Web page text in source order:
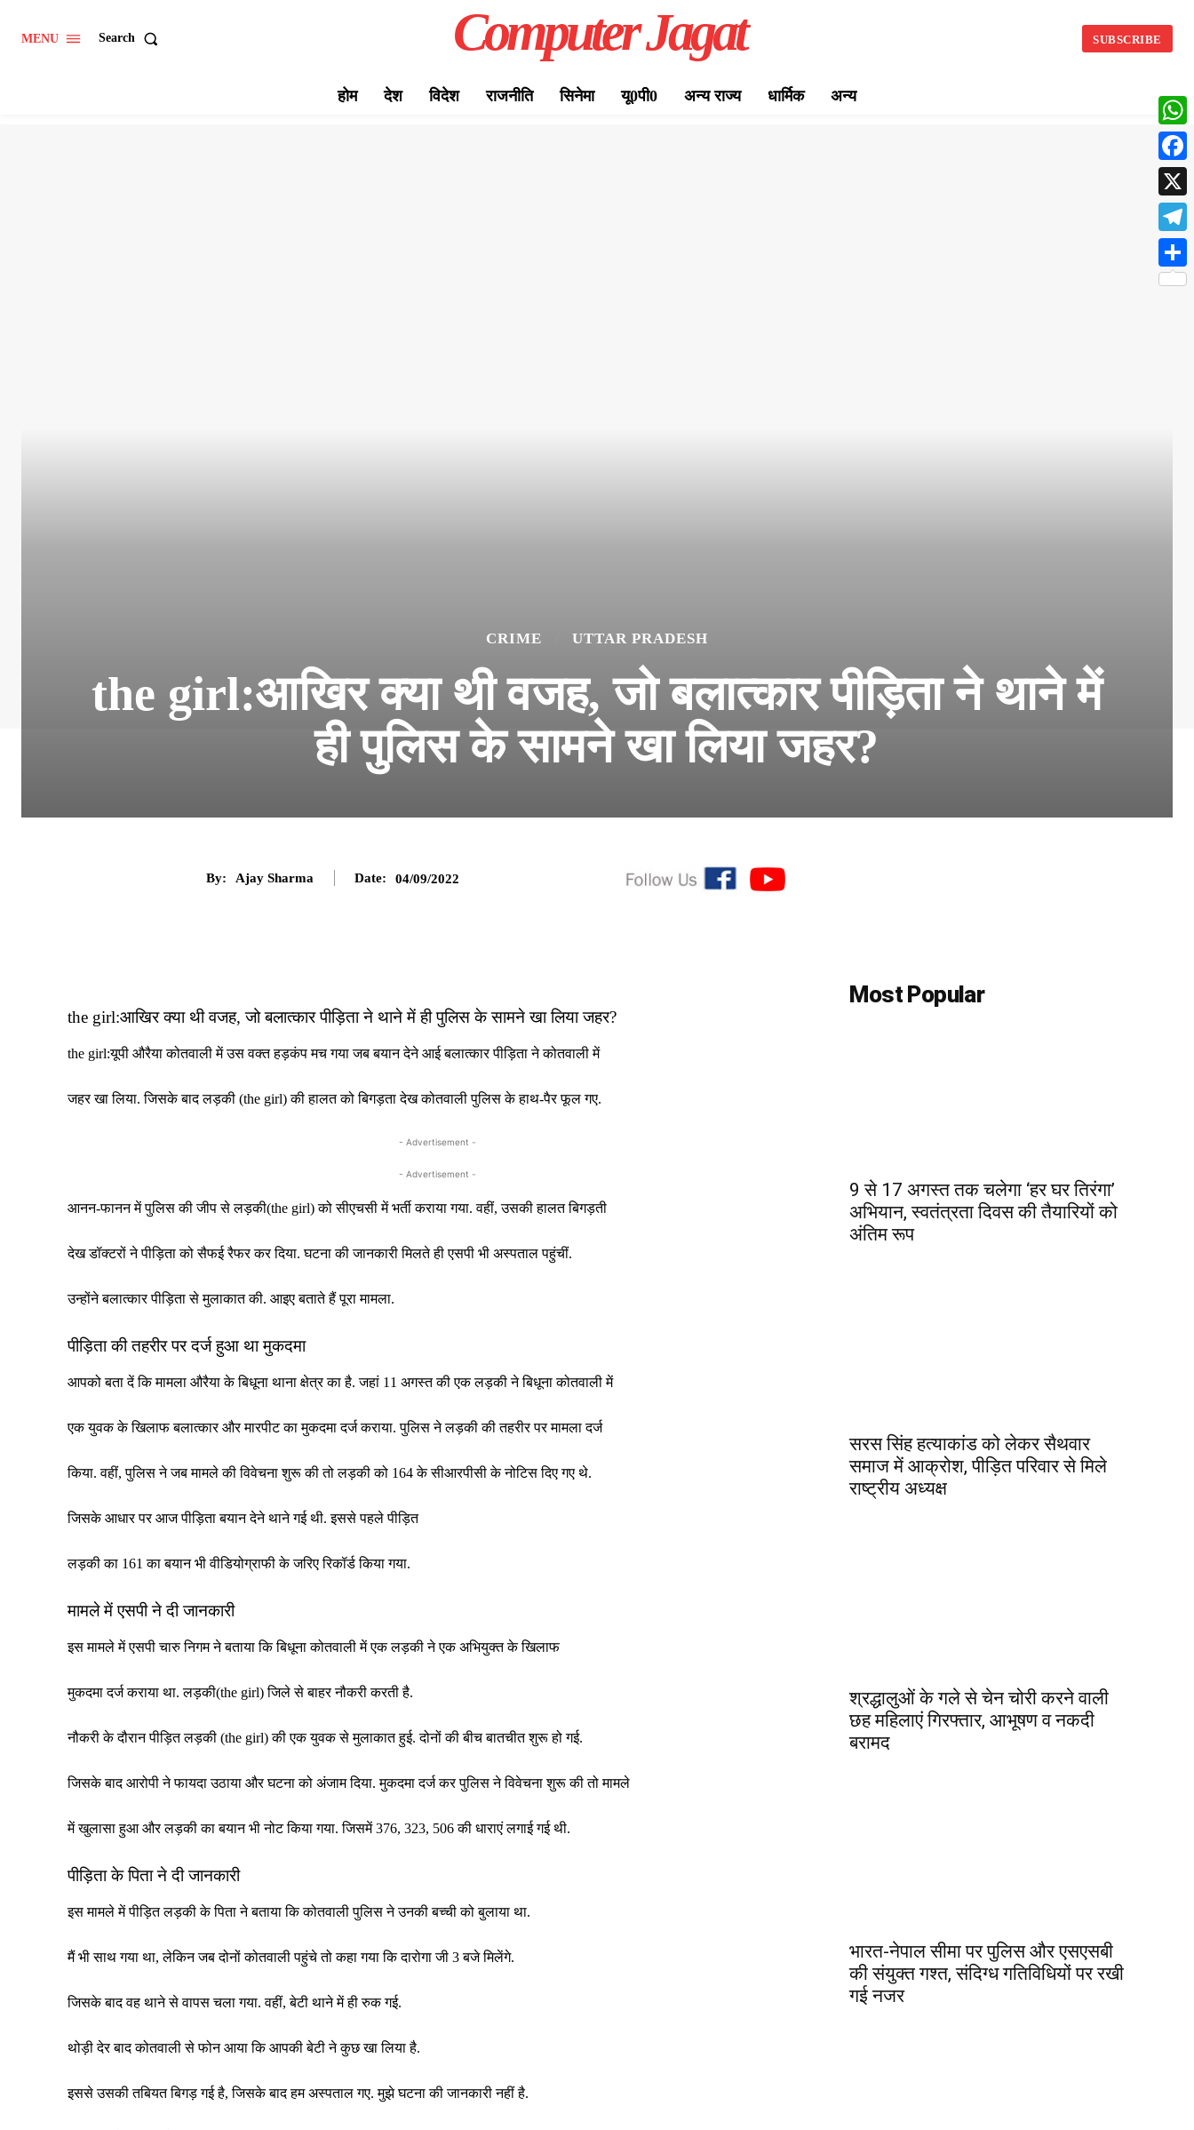
MENU Search Computer Jagat SUBSCRIBE
होम देश विदेश राजनीति सिनेमा यू0पी0 अन्य राज्य धार्मिक अन्य
CRIME UTTAR PRADESH
the girl:आखिर क्या थी वजह, जो बलात्कार पीड़िता ने थाने में
ही पुलिस के सामने खा लिया जहर?
By: Ajay Sharma Date: 04/09/2022
the girl:आखिर क्या थी वजह, जो बलात्कार पीड़िता ने थाने में ही पुलिस के सामने खा लिया जहर?
the girl:यूपी औरैया कोतवाली में उस वक्त हड़कंप मच गया जब बयान देने आई बलात्कार पीड़िता ने कोतवाली में
जहर खा लिया. जिसके बाद लड़की (the girl) की हालत को बिगड़ता देख कोतवाली पुलिस के हाथ-पैर फूल गए.
- Advertisement -
- Advertisement -
आनन-फानन में पुलिस की जीप से लड़की(the girl) को सीएचसी में भर्ती कराया गया. वहीं, उसकी हालत बिगड़ती
देख डॉक्टरों ने पीड़िता को सैफई रैफर कर दिया. घटना की जानकारी मिलते ही एसपी भी अस्पताल पहुंचीं.
उन्होंने बलात्कार पीड़िता से मुलाकात की. आइए बताते हैं पूरा मामला.
पीड़िता की तहरीर पर दर्ज हुआ था मुकदमा
आपको बता दें कि मामला औरैया के बिधूना थाना क्षेत्र का है. जहां 11 अगस्त की एक लड़की ने बिधूना कोतवाली में
एक युवक के खिलाफ बलात्कार और मारपीट का मुकदमा दर्ज कराया. पुलिस ने लड़की की तहरीर पर मामला दर्ज
किया. वहीं, पुलिस ने जब मामले की विवेचना शुरू की तो लड़की को 164 के सीआरपीसी के नोटिस दिए गए थे.
जिसके आधार पर आज पीड़िता बयान देने थाने गई थी. इससे पहले पीड़ित
लड़की का 161 का बयान भी वीडियोग्राफी के जरिए रिकॉर्ड किया गया.
मामले में एसपी ने दी जानकारी
इस मामले में एसपी चारु निगम ने बताया कि बिधूना कोतवाली में एक लड़की ने एक अभियुक्त के खिलाफ
मुकदमा दर्ज कराया था. लड़की(the girl) जिले से बाहर नौकरी करती है.
नौकरी के दौरान पीड़ित लड़की (the girl) की एक युवक से मुलाकात हुई. दोनों की बीच बातचीत शुरू हो गई.
जिसके बाद आरोपी ने फायदा उठाया और घटना को अंजाम दिया. मुकदमा दर्ज कर पुलिस ने विवेचना शुरू की तो मामले
में खुलासा हुआ और लड़की का बयान भी नोट किया गया. जिसमें 376, 323, 506 की धाराएं लगाई गई थी.
पीड़िता के पिता ने दी जानकारी
इस मामले में पीड़ित लड़की के पिता ने बताया कि कोतवाली पुलिस ने उनकी बच्ची को बुलाया था.
मैं भी साथ गया था, लेकिन जब दोनों कोतवाली पहुंचे तो कहा गया कि दारोगा जी 3 बजे मिलेंगे.
जिसके बाद वह थाने से वापस चला गया. वहीं, बेटी थाने में ही रुक गई.
थोड़ी देर बाद कोतवाली से फोन आया कि आपकी बेटी ने कुछ खा लिया है.
इससे उसकी तबियत बिगड़ गई है, जिसके बाद हम अस्पताल गए. मुझे घटना की जानकारी नहीं है.
Most Popular
9 से 17 अगस्त तक चलेगा ‘हर घर तिरंगा’
अभियान, स्वतंत्रता दिवस की तैयारियों को
अंतिम रूप
सरस सिंह हत्याकांड को लेकर सैथवार
समाज में आक्रोश, पीड़ित परिवार से मिले
राष्ट्रीय अध्यक्ष
श्रद्धालुओं के गले से चेन चोरी करने वाली
छह महिलाएं गिरफ्तार, आभूषण व नकदी
बरामद
भारत-नेपाल सीमा पर पुलिस और एसएसबी
की संयुक्त गश्त, संदिग्ध गतिविधियों पर रखी
गई नजर
X
Share